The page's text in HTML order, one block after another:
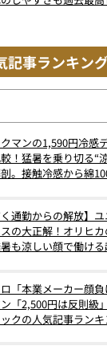
記事ランキン
クマンの1,590円冷
！猛暑を乗り切る“
。接触冷感から綿
く通勤からの解放】
の大正解！オリヒ
も涼しい顔で働け
「本業メーカー顔
「2,500円は反則
ックの人気記事ラン